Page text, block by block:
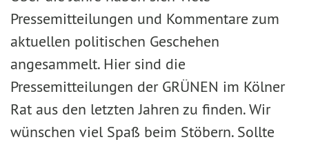
Pressemitteilungen und Kommentare zum
aktuellen politischen Geschehen
angesammelt. Hier sind die
Pressemitteilungen der GRÜNEN im Kölner
Rat aus den letzten Jahren zu finden. Wir
wünschen viel Spaß beim Stöbern. Sollte